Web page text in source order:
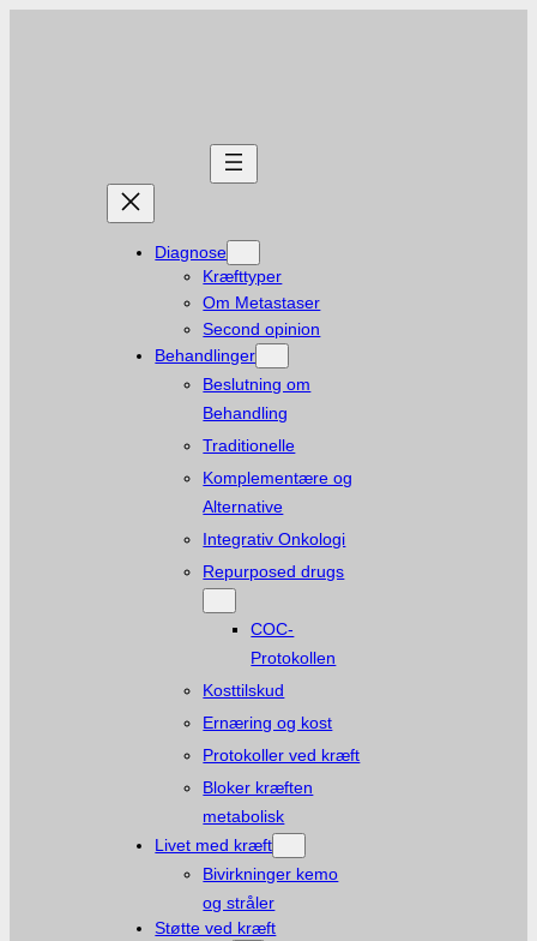
Diagnose
Kræfttyper
Om Metastaser
Second opinion
Behandlinger
Beslutning om
Behandling
Traditionelle
Komplementære og
Alternative
Integrativ Onkologi
Repurposed drugs
COC-
Protokollen
Kosttilskud
Ernæring og kost
Protokoller ved kræft
Bloker kræften
metabolisk
Livet med kræft
Bivirkninger kemo
og stråler
Støtte ved kræft